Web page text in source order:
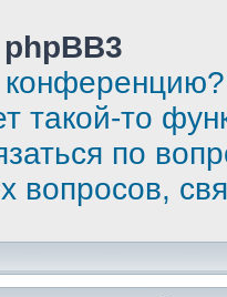
конференцию?
такой-то
по
вопросов,